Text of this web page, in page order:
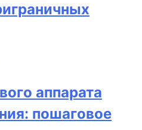
аппарата
пошаговое